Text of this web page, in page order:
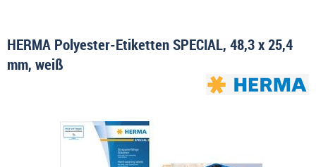
HERMA Polyester-Etiketten SPECIAL, 48,3 x 25,4
mm, weiß